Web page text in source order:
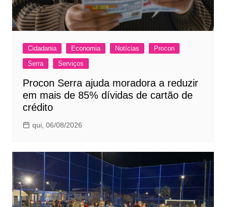
Cidadania Economia Notícias
Procon
Serra
Serviços
Procon Serra ajuda moradora a reduzir
em mais de 85% dívidas de cartão de
crédito
qui, 06/08/2026